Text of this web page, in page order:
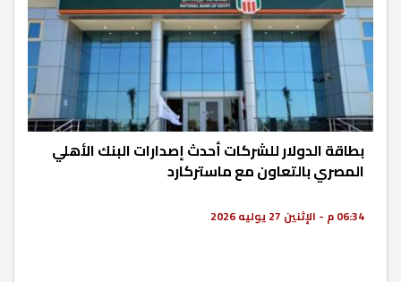
بطاقة الدولار للشركات أحدث إصدارات البنك الأهلي
المصري بالتعاون مع ماستركارد
06:34 م - الإثنين 27 يوليه 2026